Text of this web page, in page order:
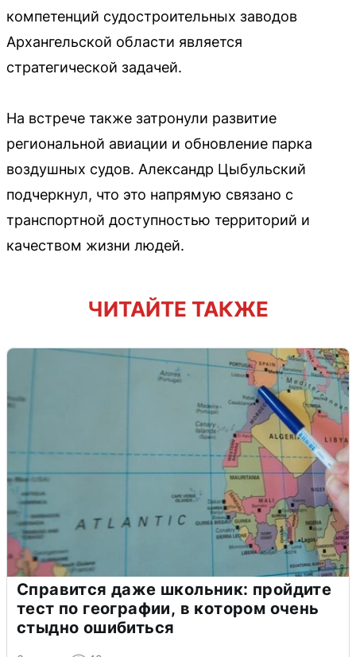
компетенций судостроительных заводов
Архангельской области является
стратегической задачей.
На встрече также затронули развитие
региональной авиации и обновление парка
воздушных судов. Александр Цыбульский
подчеркнул, что это напрямую связано с
транспортной доступностью территорий и
качеством жизни людей.
ЧИТАЙТЕ ТАКЖЕ
Справится даже школьник: пройдите
тест по географии, в котором очень
стыдно ошибиться